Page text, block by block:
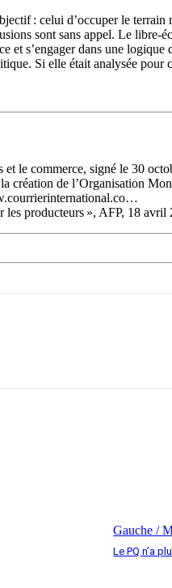
: celui d’occuper le
sont sans appel. Le libre-
et s’engager dans une
Si elle était analysée
le commerce, signé le 30
création de l’Organisation
les producteurs », AFP, 18 avril
Gauche /
Le PQ n’a